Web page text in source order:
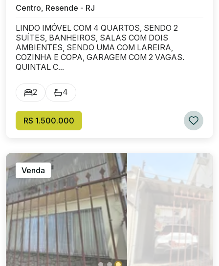
Centro, Resende - RJ
LINDO IMÓVEL COM 4 QUARTOS, SENDO 2
SUÍTES, BANHEIROS, SALAS COM DOIS
AMBIENTES, SENDO UMA COM LAREIRA,
COZINHA E COPA, GARAGEM COM 2 VAGAS.
QUINTAL C...
2 4
R$ 1.500.000
Venda